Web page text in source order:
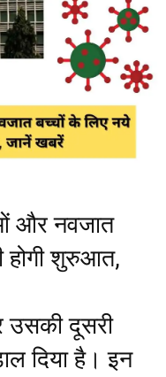
और नवजात
होगी शुरुआत,
उसकी दूसरी
दिया है। इन